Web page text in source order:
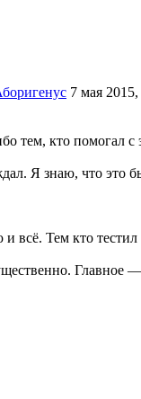
7 мая
тем, кто
Я знаю, что это
всё. Тем кто
Главное